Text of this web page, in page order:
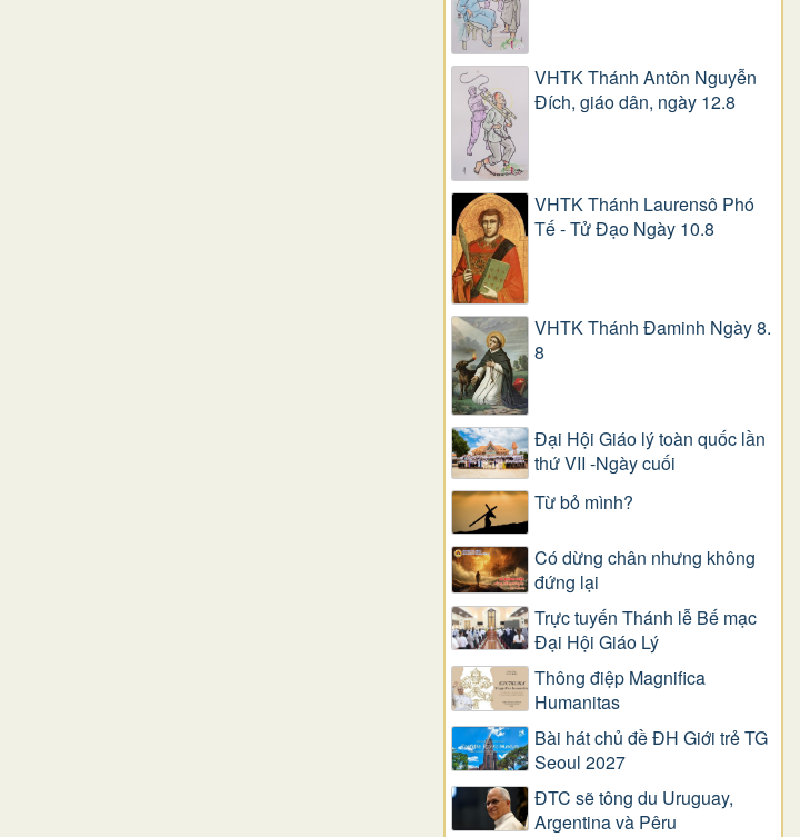
VHTK Thánh Antôn Nguyễn
Ðích, giáo dân, ngày 12.8
VHTK Thánh Laurensô Phó
Tế - Tử Đạo Ngày 10.8
VHTK Thánh Đaminh Ngày 8.
8
Đại Hội Giáo lý toàn quốc lần
thứ VII -Ngày cuối
Từ bỏ mình?
Có dừng chân nhưng không
đứng lại
Trực tuyến Thánh lễ Bế mạc
Đại Hội Giáo Lý
Thông điệp Magnifica
Humanitas
Bài hát chủ đề ĐH Giới trẻ TG
Seoul 2027
ĐTC sẽ tông du Uruguay,
Argentina và Pêru